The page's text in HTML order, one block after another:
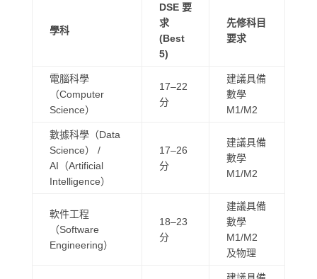
學科
DSE 要
求
(Best
5)
先修科目
要求
電腦科學
（Computer
Science）
17–22
分
建議具備
數學
M1/M2
數據科學（Data
Science） /
AI（Artificial
Intelligence）
17–26
分
建議具備
數學
M1/M2
軟件工程
（Software
Engineering）
18–23
分
建議具備
數學
M1/M2
及物理